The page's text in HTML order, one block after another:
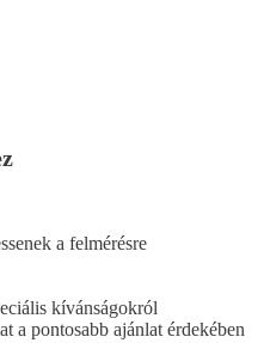
a felmérésre
kívánságokról
a pontosabb ajánlat érdekében